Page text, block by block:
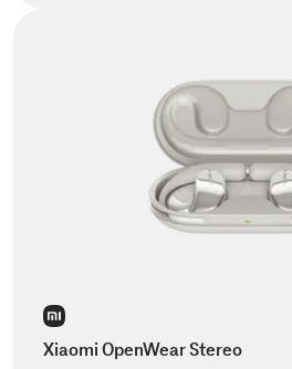
Xiaomi OpenWear Stereo